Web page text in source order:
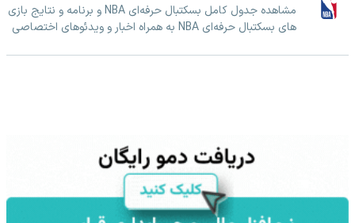
مشاهده جدول کامل بسکتبال حرفه‌ای NBA و برنامه و نتایج بازی
های بسکتبال حرفه‌ای NBA به همراه اخبار و ویدئوهای اختصاصی